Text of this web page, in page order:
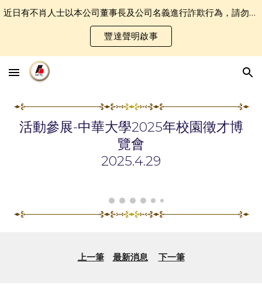
近日有不肖人士以本公司董事長及公司名義進行詐欺行為，請勿誤認受騙．
豐達聲明啟事
活動參展-中華大學2025年校園徵才博
覽會
2025.4.29
上一筆 最新消息 下一筆